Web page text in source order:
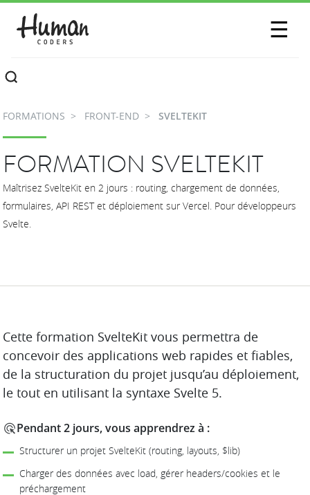
☰
CONTACTEZ-NOUS
FORMATIONS FRONT-END SVELTEKIT
FORMATION SVELTEKIT
Maîtrisez SvelteKit en 2 jours : routing, chargement de données,
formulaires, API REST et déploiement sur Vercel. Pour développeurs
Svelte.
DESCRIPTION
Cette formation SvelteKit vous permettra de
concevoir des applications web rapides et fiables,
de la structuration du projet jusqu’au déploiement,
le tout en utilisant la syntaxe Svelte 5.
Pendant 2 jours, vous apprendrez à :
Structurer un projet SvelteKit (routing, layouts, $lib)
Charger des données avec load, gérer headers/cookies et le
préchargement